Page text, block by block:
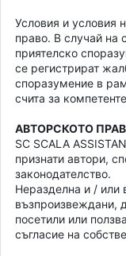
Условия и условия
право. В случай на
приятелско
се регистрират
споразумение в
счита за
АВТОРСКОТО
SC SCALA
признати автори,
законодателство.
Неразделна и / или
възпроизвеждани,
посетили или
съгласие на